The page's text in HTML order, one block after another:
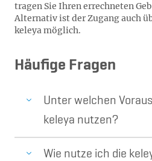
tragen Sie Ihren errechneten
Alternativ ist der Zugang auch
keleya möglich.
Häufige Fragen
Unter welchen
keleya nutzen?
Wie nutze ich die